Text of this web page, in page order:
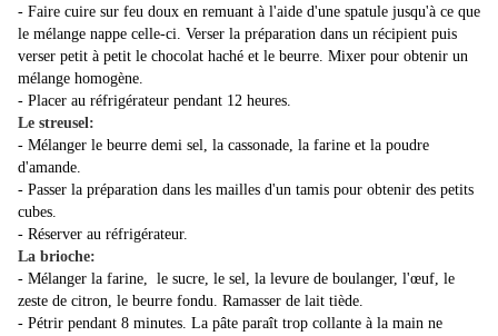
- Faire cuire sur feu doux en remuant à l'aide d'une spatule jusqu'à ce que
le mélange nappe celle-ci. Verser la préparation dans un récipient puis
verser petit à petit le chocolat haché et le beurre. Mixer pour obtenir un
mélange homogène.
- Placer au réfrigérateur pendant 12 heures.
Le streusel:
- Mélanger le beurre demi sel, la cassonade, la farine et la poudre
d'amande.
- Passer la préparation dans les mailles d'un tamis pour obtenir des petits
cubes.
- Réserver au réfrigérateur.
La brioche:
- Mélanger la farine, le sucre, le sel, la levure de boulanger, l'œuf, le
zeste de citron, le beurre fondu. Ramasser de lait tiède.
- Pétrir pendant 8 minutes. La pâte paraît trop collante à la main ne